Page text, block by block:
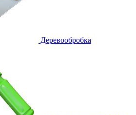
Деревообробка